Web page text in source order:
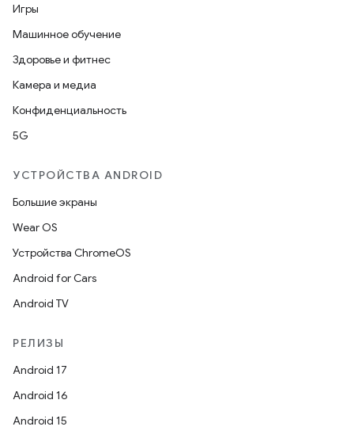
Игры
Машинное обучение
Здоровье и фитнес
Камера и медиа
Конфиденциальность
5G
УСТРОЙСТВА ANDROID
Большие экраны
Wear OS
Устройства ChromeOS
Android for Cars
Android TV
РЕЛИЗЫ
Android 17
Android 16
Android 15